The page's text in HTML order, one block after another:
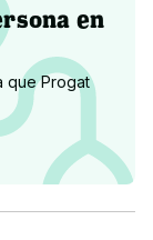
personas como
donde los
nosotras.
en
queProgat